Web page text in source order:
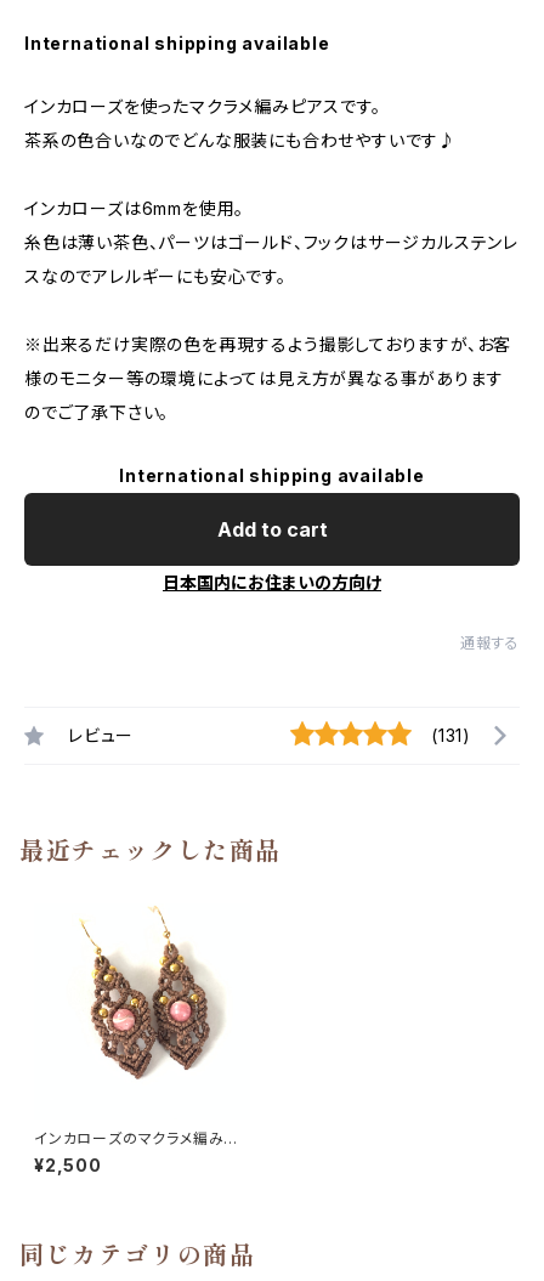
International shipping available
インカローズを使ったマクラメ編みピアスです。
茶系の色合いなのでどんな服装にも合わせやすいです♪
インカローズは6mmを使用。
糸色は薄い茶色、パーツはゴールド、フックはサージカルステンレ
スなのでアレルギーにも安心です。
※出来るだけ実際の色を再現するよう撮影しておりますが、お客
様のモニター等の環境によっては見え方が異なる事があります
のでご了承下さい。
International shipping available
Add to cart
日本国内にお住まいの方向け
通報する
レビュー (131)
最近チェックした商品
インカローズのマクラメ編みピ
アス
¥2,500
同じカテゴリの商品